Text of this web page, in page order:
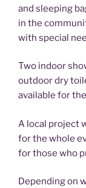
and sleeping
in the
with special
Two indoor
outdoor dry
available for
A local project
for the whole
for those who
Depending on